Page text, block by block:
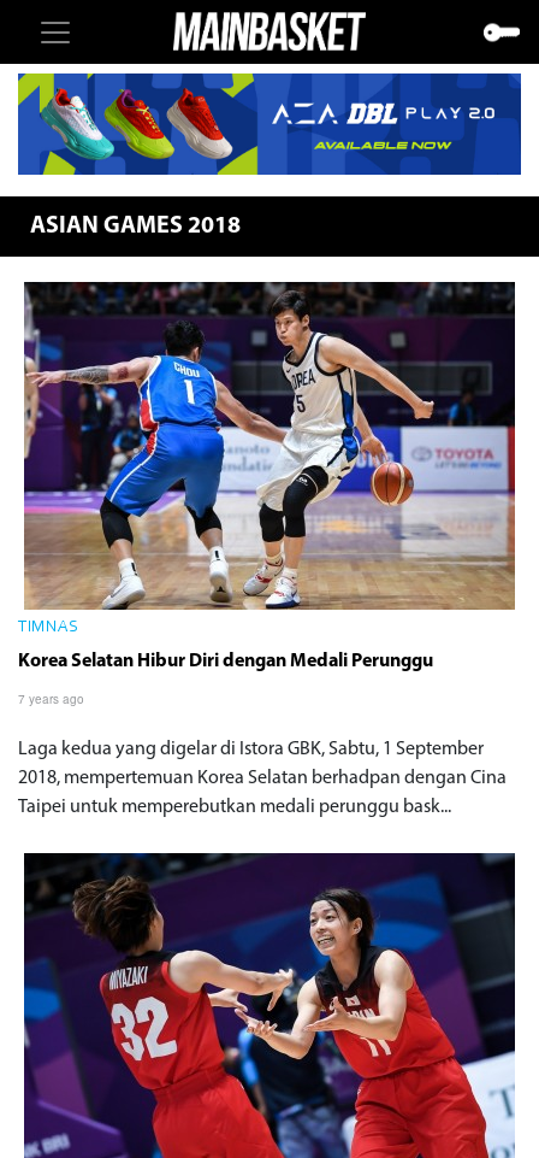
ASIAN GAMES 2018
TIMNAS
Korea Selatan Hibur Diri dengan Medali Perunggu
7 years ago
Laga kedua yang digelar di Istora GBK, Sabtu, 1 September
2018, mempertemuan Korea Selatan berhadpan dengan Cina
Taipei untuk memperebutkan medali perunggu bask...